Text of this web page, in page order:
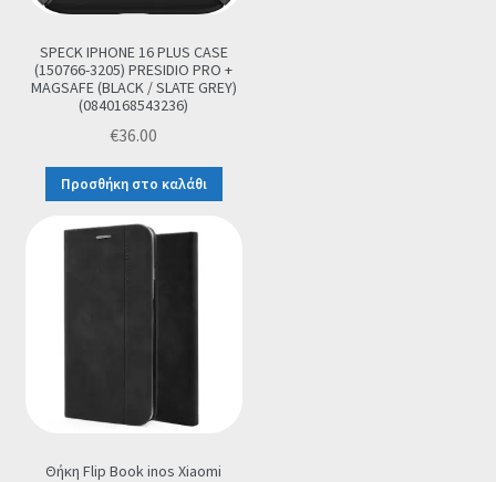
SPECK IPHONE 16 PLUS CASE
(150766-3205) PRESIDIO PRO +
MAGSAFE (BLACK / SLATE GREY)
(0840168543236)
€36.00
Προσθήκη στο καλάθι
Θήκη Flip Book inos Xiaomi